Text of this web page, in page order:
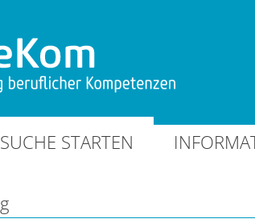
SUCHE STARTEN